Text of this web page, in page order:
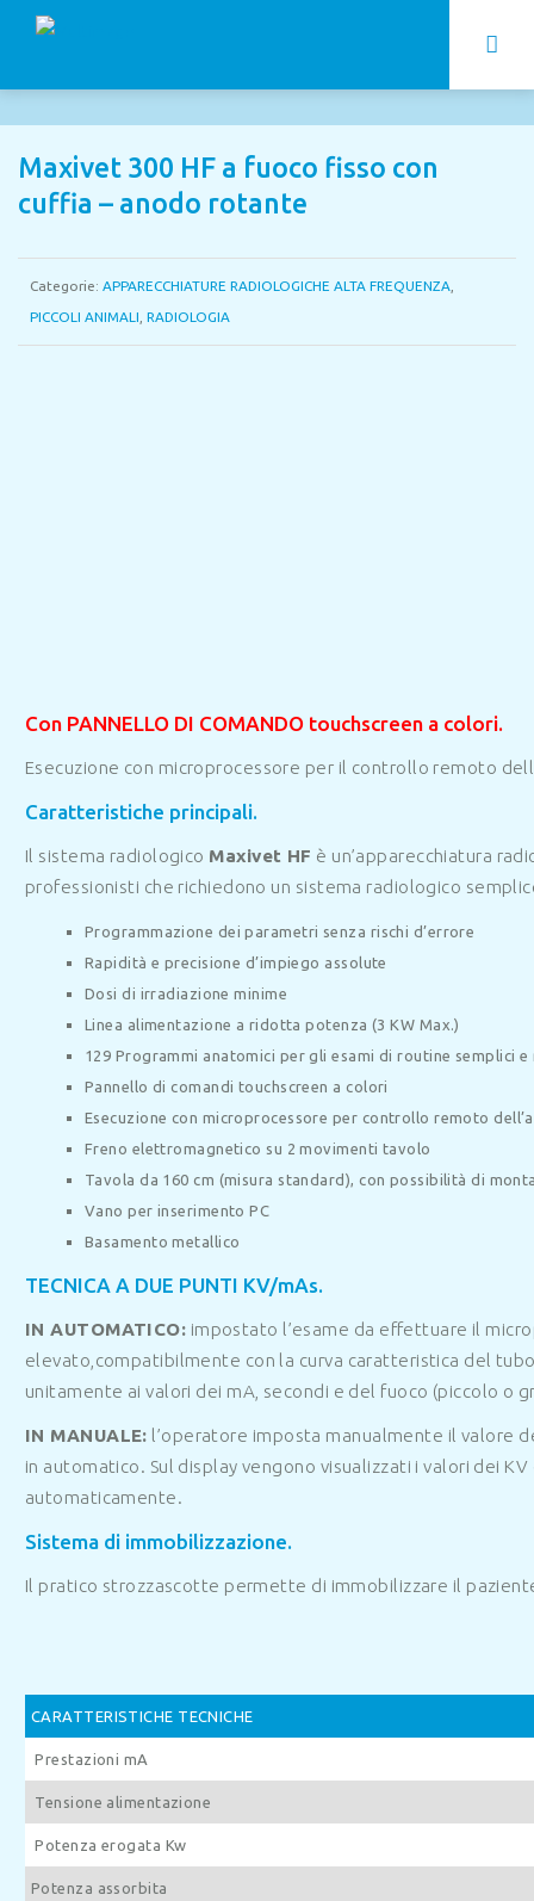
Maxivet 300 HF a fuoco fisso con
cuffia – anodo rotante
Categorie: APPARECCHIATURE RADIOLOGICHE ALTA FREQUENZA
PICCOLI ANIMALI RADIOLOGIA
Con PANNELLO DI COMANDO touchscreen a colori.
Esecuzione con microprocessore per il controllo remoto
Caratteristiche principali.
Il sistema radiologico Maxivet HF è un’apparecchiatura
professionisti che richiedono un sistema radiologico
Programmazione dei parametri senza rischi d’errore
Rapidità e precisione d’impiego assolute
Dosi di irradiazione minime
Linea alimentazione a ridotta potenza (3 KW Max.)
129 Programmi anatomici per gli esami di routine semplici
Pannello di comandi touchscreen a colori
Esecuzione con microprocessore per controllo remoto
Freno elettromagnetico su 2 movimenti tavolo
Tavola da 160 cm (misura standard), con possibilità di
Vano per inserimento PC
Basamento metallico
TECNICA A DUE PUNTI KV/mAs.
IN AUTOMATICO: impostato l’esame da effettuare il
elevato,compatibilmente con la curva caratteristica del
unitamente ai valori dei mA, secondi e del fuoco (piccolo o
IN MANUALE: l’operatore imposta manualmente il valore
in automatico. Sul display vengono visualizzati i valori dei
automaticamente.
Sistema di immobilizzazione.
Il pratico strozzascotte permette di immobilizzare il
CARATTERISTICHE TECNICHE
Prestazioni mA
Tensione alimentazione
Potenza erogata Kw
Potenza assorbita